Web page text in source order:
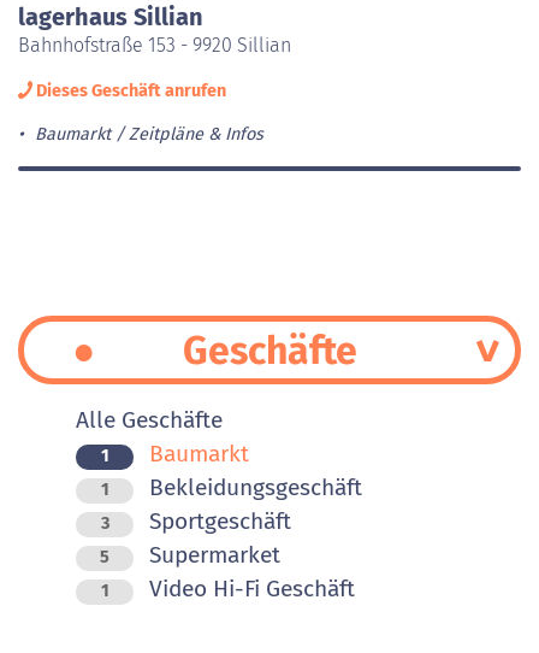
lagerhaus Sillian
Bahnhofstraße 153 - 9920 Sillian
Dieses Geschäft anrufen
Baumarkt Zeitpläne & Infos
Geschäfte
Alle Geschäfte
1 Baumarkt
1 Bekleidungsgeschäft
3 Sportgeschäft
5 Supermarket
1 Video Hi-Fi Geschäft